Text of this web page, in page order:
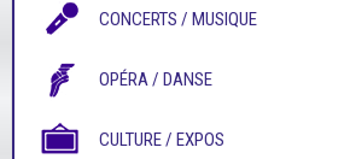
CONCERTS / MUSIQUE
OPÉRA / DANSE
CULTURE / EXPOS